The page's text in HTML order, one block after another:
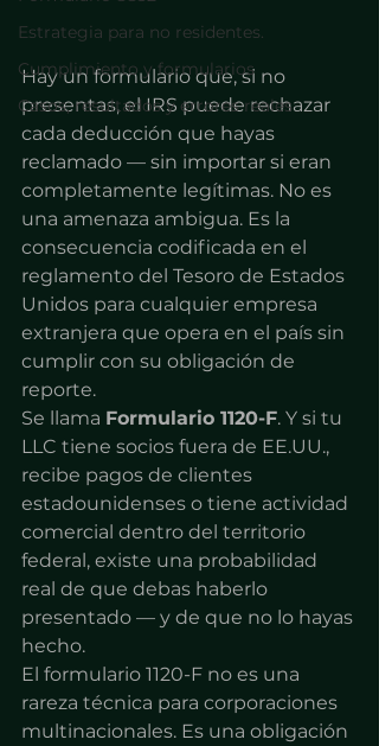
Estrategia para no residentes.
Cumplimiento y formularios
Casos, resultados y errores reales
Hay un formulario que, si no
presentas, el IRS puede rechazar
cada deducción que hayas
reclamado — sin importar si eran
completamente legítimas. No es
una amenaza ambigua. Es la
consecuencia codificada en el
reglamento del Tesoro de Estados
Unidos para cualquier empresa
extranjera que opera en el país sin
cumplir con su obligación de
reporte.
Se llama Formulario 1120-F. Y si tu
LLC tiene socios fuera de EE.UU.,
recibe pagos de clientes
estadounidenses o tiene actividad
comercial dentro del territorio
federal, existe una probabilidad
real de que debas haberlo
presentado — y de que no lo hayas
hecho.
El formulario 1120-F no es una
rareza técnica para corporaciones
multinacionales. Es una obligación